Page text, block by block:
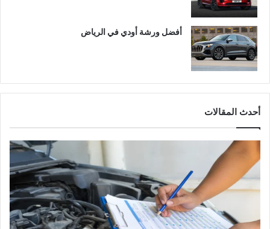
أفضل ورشة أودي في الرياض
أحدث المقالات